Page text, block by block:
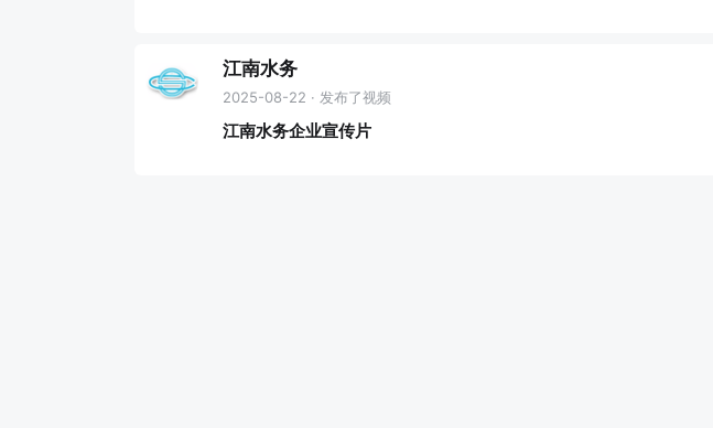
江南水务
2025-08-22 · 发布了视频
江南水务企业宣传片